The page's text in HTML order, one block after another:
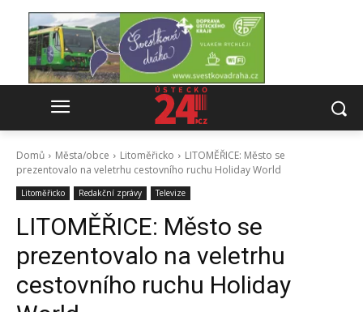
Domů Města/obce Litoměřicko
LITOMĚŘICE: Město se
prezentovalo na veletrhu cestovního ruchu Holiday World
Litoměřicko Redakční zprávy Televize
LITOMĚŘICE: Město se
prezentovalo na veletrhu
cestovního ruchu Holiday